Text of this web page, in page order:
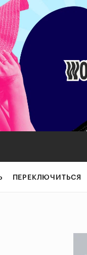
ПЕРЕКЛЮЧИТЬСЯ